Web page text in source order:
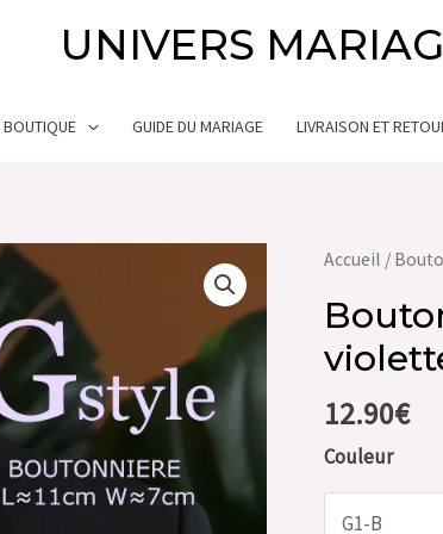
UNIVERS
BOUTIQUE GUIDE DU MARIAGE LIVRAISON ET
Accueil /
12.90€
Couleur
quantité
Boutonnière
mariage
fleurs
violettes